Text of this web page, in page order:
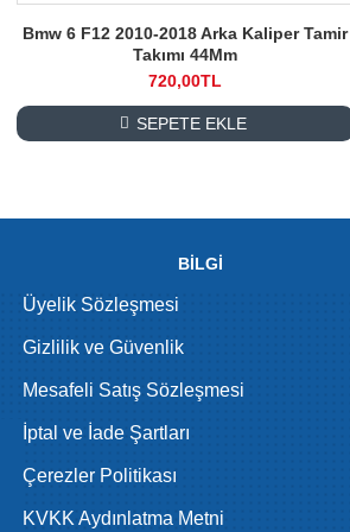
Bmw 6 F12 2010-2018 Arka Kaliper Tamir
Takımı 44Mm
720,00TL
SEPETE EKLE
BİLGİ
Üyelik Sözleşmesi
Gizlilik ve Güvenlik
Mesafeli Satış Sözleşmesi
İptal ve İade Şartları
Çerezler Politikası
KVKK Aydınlatma Metni